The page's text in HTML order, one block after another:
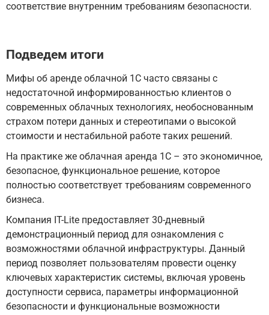
соответствие внутренним требованиям безопасности.
Подведем итоги
Мифы об аренде облачной 1С часто связаны с
недостаточной информированностью клиентов о
современных облачных технологиях, необоснованным
страхом потери данных и стереотипами о высокой
стоимости и нестабильной работе таких решений.
На практике же облачная аренда 1С – это экономичное,
безопасное, функциональное решение, которое
полностью соответствует требованиям современного
бизнеса.
Компания IT-Lite предоставляет 30-дневный
демонстрационный период для ознакомления с
возможностями облачной инфраструктуры. Данный
период позволяет пользователям провести оценку
ключевых характеристик системы, включая уровень
доступности сервиса, параметры информационной
безопасности и функциональные возможности